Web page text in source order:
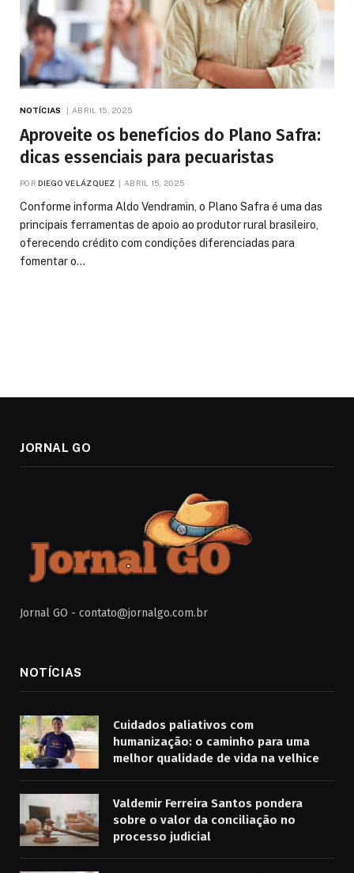
NOTÍCIAS ABRIL 15, 2025
Aproveite os benefícios do Plano Safra:
dicas essenciais para pecuaristas
POR DIEGO VELÁZQUEZ ABRIL 15, 2025
Conforme informa Aldo Vendramin, o Plano Safra é uma das
principais ferramentas de apoio ao produtor rural brasileiro,
oferecendo crédito com condições diferenciadas para
fomentar o…
JORNAL GO
Jornal GO - contato@jornalgo.com.br
NOTÍCIAS
Cuidados paliativos com
humanização: o caminho para uma
melhor qualidade de vida na velhice
Valdemir Ferreira Santos pondera
sobre o valor da conciliação no
processo judicial